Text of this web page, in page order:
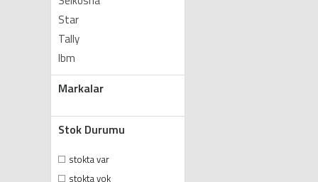
Star
Tally
Ibm
Markalar
Stok Durumu
stokta var
stokta yok